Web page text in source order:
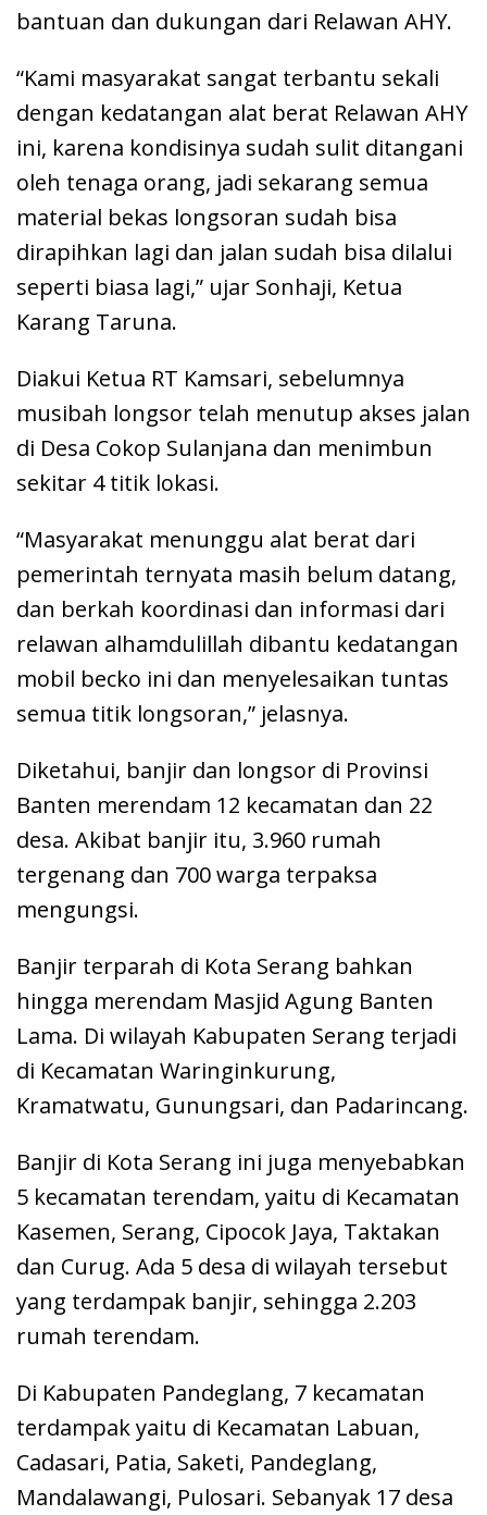
bantuan dan dukungan dari Relawan AHY.
“Kami masyarakat sangat terbantu sekali
dengan kedatangan alat berat Relawan AHY
ini, karena kondisinya sudah sulit ditangani
oleh tenaga orang, jadi sekarang semua
material bekas longsoran sudah bisa
dirapihkan lagi dan jalan sudah bisa dilalui
seperti biasa lagi,” ujar Sonhaji, Ketua
Karang Taruna.
Diakui Ketua RT Kamsari, sebelumnya
musibah longsor telah menutup akses jalan
di Desa Cokop Sulanjana dan menimbun
sekitar 4 titik lokasi.
“Masyarakat menunggu alat berat dari
pemerintah ternyata masih belum datang,
dan berkah koordinasi dan informasi dari
relawan alhamdulillah dibantu kedatangan
mobil becko ini dan menyelesaikan tuntas
semua titik longsoran,” jelasnya.
Diketahui, banjir dan longsor di Provinsi
Banten merendam 12 kecamatan dan 22
desa. Akibat banjir itu, 3.960 rumah
tergenang dan 700 warga terpaksa
mengungsi.
Banjir terparah di Kota Serang bahkan
hingga merendam Masjid Agung Banten
Lama. Di wilayah Kabupaten Serang terjadi
di Kecamatan Waringinkurung,
Kramatwatu, Gunungsari, dan Padarincang.
Banjir di Kota Serang ini juga menyebabkan
5 kecamatan terendam, yaitu di Kecamatan
Kasemen, Serang, Cipocok Jaya, Taktakan
dan Curug. Ada 5 desa di wilayah tersebut
yang terdampak banjir, sehingga 2.203
rumah terendam.
Di Kabupaten Pandeglang, 7 kecamatan
terdampak yaitu di Kecamatan Labuan,
Cadasari, Patia, Saketi, Pandeglang,
Mandalawangi, Pulosari. Sebanyak 17 desa